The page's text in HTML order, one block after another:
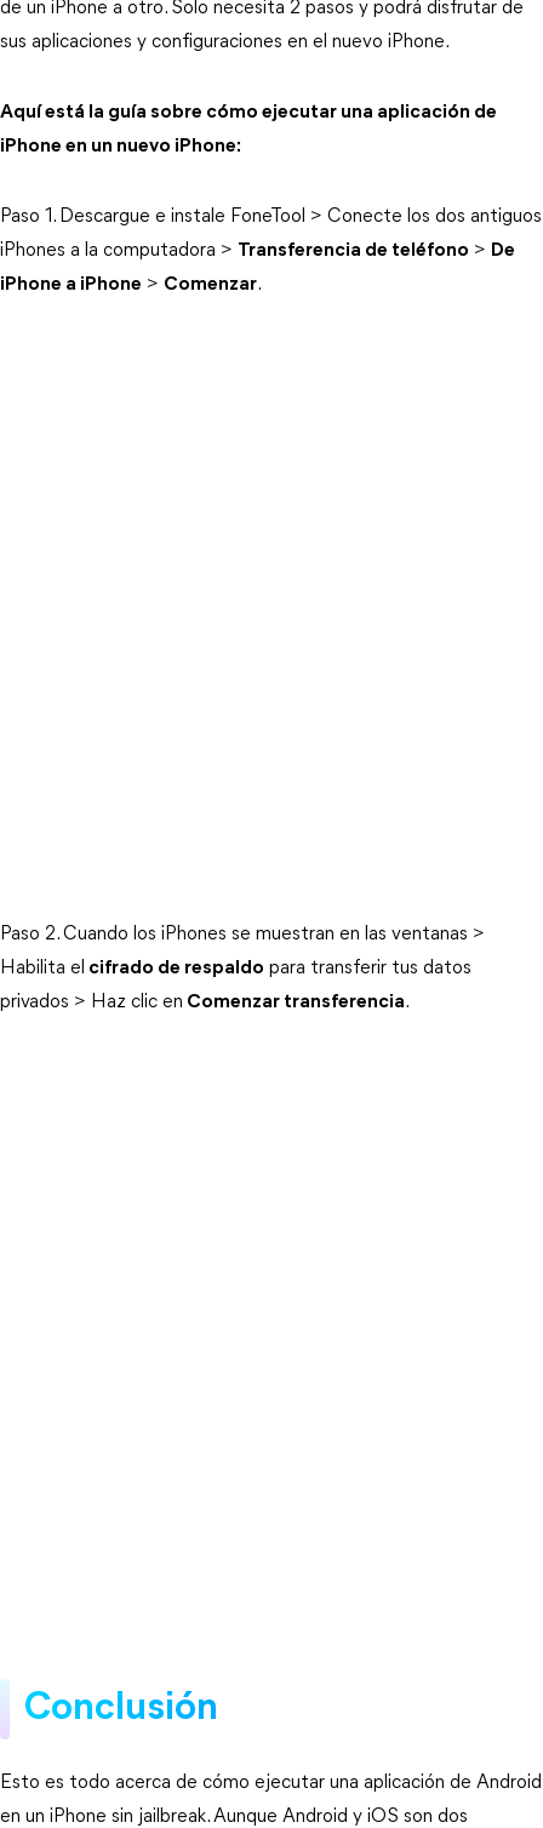
de un iPhone a otro. Solo necesita 2 pasos y podrá disfrutar de
sus aplicaciones y configuraciones en el nuevo iPhone.
Aquí está la guía sobre cómo ejecutar una aplicación de
iPhone en un nuevo iPhone:
Paso 1. Descargue e instale FoneTool > Conecte los dos antiguos
iPhones a la computadora > Transferencia de teléfono > De
iPhone a iPhone > Comenzar.
Paso 2. Cuando los iPhones se muestran en las ventanas >
Habilita el cifrado de respaldo para transferir tus datos
privados > Haz clic en Comenzar transferencia.
Conclusión
Esto es todo acerca de cómo ejecutar una aplicación de Android
en un iPhone sin jailbreak. Aunque Android y iOS son dos